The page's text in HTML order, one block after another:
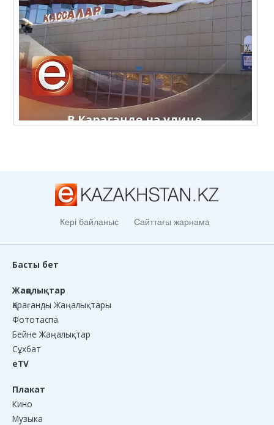
Кері байланыс Сайттағы жарнама
Басты бет
Жаңалықтар
Қарағанды Жаңалықтары
Фототаспа
Бейне Жаңалықтар
Сұхбат
eTV
Плакат
Кино
Музыка